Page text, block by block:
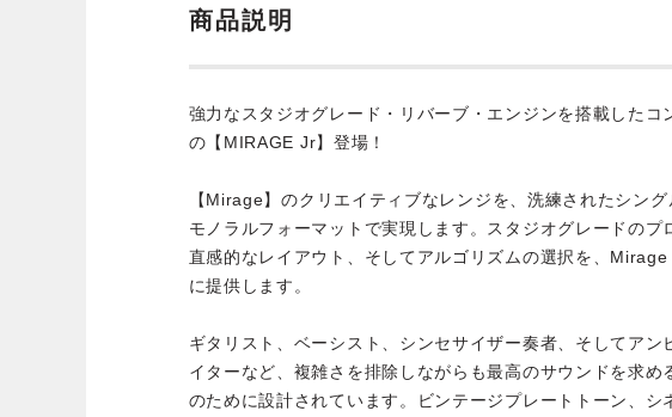
商品説明
強力なスタジオグレード・リバーブ・エンジンを搭載したコ
の【MIRAGE Jr】登場！
【Mirage】のクリエイティブなレンジを、洗練されたシン
モノラルフォーマットで実現します。スタジオグレードのプ
直感的なレイアウト、そしてアルゴリズムの選択を、Mirage
に提供します。
ギタリスト、ベーシスト、シンセサイザー奏者、そしてアン
イターなど、複雑さを排除しながらも最高のサウンドを求め
のために設計されています。ビンテージプレートトーン、シ